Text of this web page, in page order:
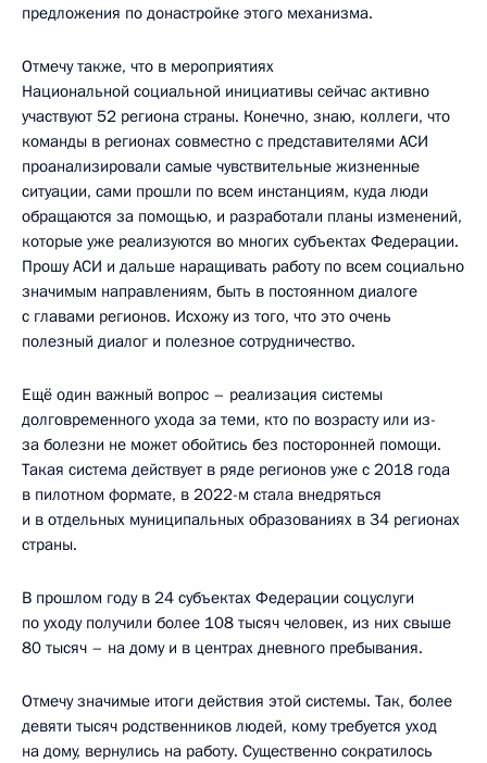
предложения по донастройке этого механизма.
Отмечу также, что в мероприятиях
Национальной социальной инициативы сейчас активно
участвуют 52 региона страны. Конечно, знаю, коллеги, что
команды в регионах совместно с представителями АСИ
проанализировали самые чувствительные жизненные
ситуации, сами прошли по всем инстанциям, куда люди
обращаются за помощью, и разработали планы изменений,
которые уже реализуются во многих субъектах Федерации.
Прошу АСИ и дальше наращивать работу по всем социально
значимым направлениям, быть в постоянном диалоге
с главами регионов. Исхожу из того, что это очень
полезный диалог и полезное сотрудничество.
Ещё один важный вопрос – реализация системы
долговременного ухода за теми, кто по возрасту или из-
за болезни не может обойтись без посторонней помощи.
Такая система действует в ряде регионов уже с 2018 года
в пилотном формате, в 2022-м стала внедряться
и в отдельных муниципальных образованиях в 34 регионах
страны.
В прошлом году в 24 субъектах Федерации соцуслуги
по уходу получили более 108 тысяч человек, из них свыше
80 тысяч – на дому и в центрах дневного пребывания.
Отмечу значимые итоги действия этой системы. Так, более
девяти тысяч родственников людей, кому требуется уход
на дому, вернулись на работу. Существенно сократилось